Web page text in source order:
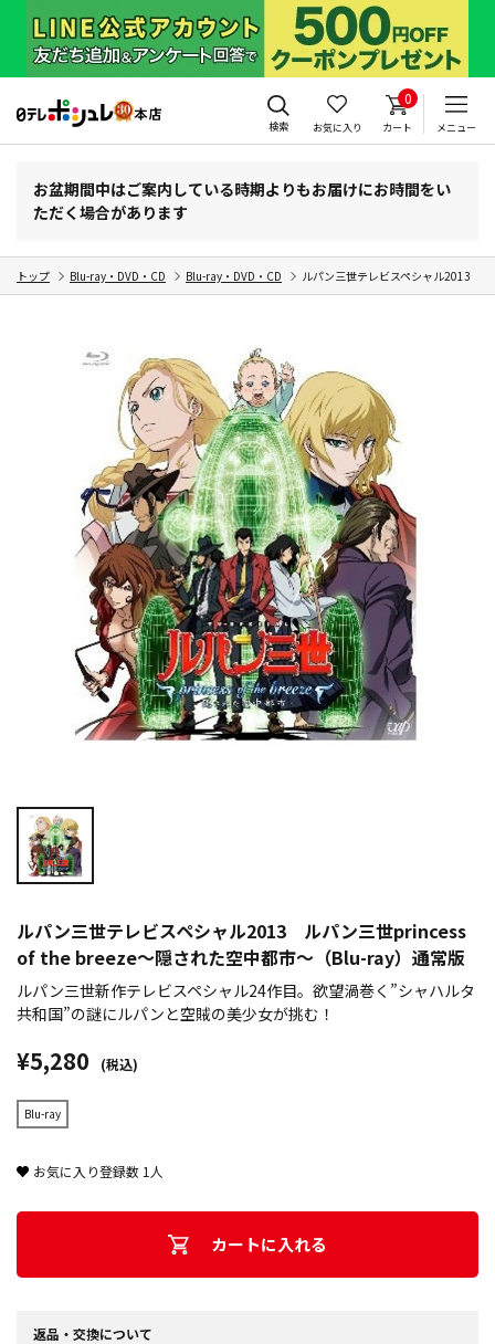
検索 お気に入り
0
カート メニュー
お盆期間中はご案内している時期よりもお届けにお時間をい
ただく場合があります
トップ Blu-ray・DVD・CD Blu-ray・DVD・CD ルパン三世テレビスペシャル2013
ルパン三世テレビスペシャル2013 ルパン三世princess
of the breeze～隠された空中都市～（Blu-ray）通常版
ルパン三世新作テレビスペシャル24作目。欲望渦巻く”シャハルタ
共和国”の謎にルパンと空賊の美少女が挑む！
¥5,280 (税込)
Blu-ray
お気に入り登録数 1 人
カートに入れる
返品・交換について